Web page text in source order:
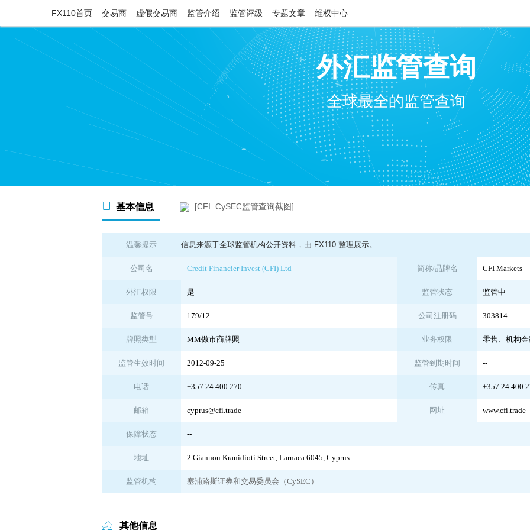
FX110首页 交易商 虚假交易商 监管介绍 监管评级 专题文章 维权中心
外汇监管查询
全球最全的监管查询
基本信息 [CFI_CySEC监管查询截图]
温馨提示 信息来源于全球监管机构公开资料，由 FX110 整理展示。
公司名 Credit Financier Invest (CFI) Ltd 简称/品牌名 CFI Markets
外汇权限 是 监管状态 监管中
监管号 179/12 公司注册码 303814
牌照类型 MM做市商牌照 业务权限 零售、机构
监管生效时间 2012-09-25 监管到期时间 --
电话 +357 24 400 270 传真 +357 24 400
邮箱 cyprus@cfi.trade 网址 www.cfi.trade
保障状态 --
地址 2 Giannou Kranidioti Street, Larnaca 6045, Cyprus
监管机构 塞浦路斯证券和交易委员会（CySEC）
其他信息